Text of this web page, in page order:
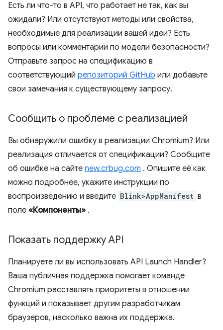
Есть ли что-то в API, что работает не так, как вы
ожидали? Или отсутствуют методы или свойства,
необходимые для реализации вашей идеи? Есть
вопросы или комментарии по модели безопасности?
Отправьте запрос на спецификацию в
соответствующий репозиторий GitHub или добавьте
свои замечания к существующему запросу.
Сообщить о проблеме с реализацией
Вы обнаружили ошибку в реализации Chromium? Или
реализация отличается от спецификации? Сообщите
об ошибке на сайте new.crbug.com . Опишите её как
можно подробнее, укажите инструкции по
воспроизведению и введите Blink>AppManifest в
поле «Компоненты» .
Показать поддержку API
Планируете ли вы использовать API Launch Handler?
Ваша публичная поддержка помогает команде
Chromium расставлять приоритеты в отношении
функций и показывает другим разработчикам
браузеров, насколько важна их поддержка.